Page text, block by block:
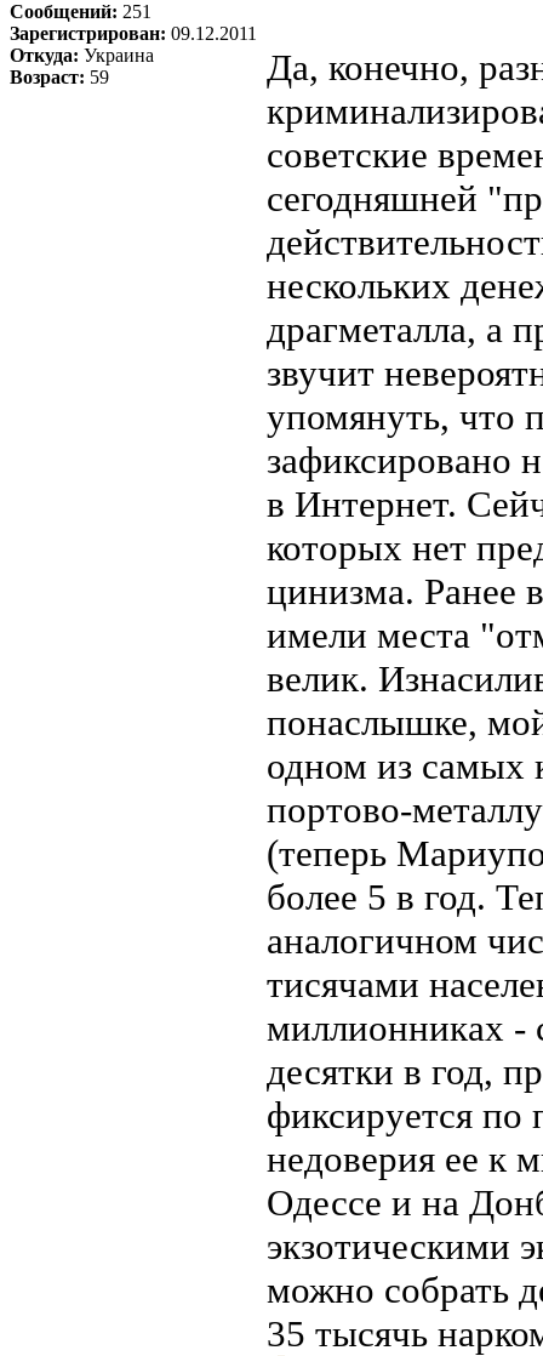
Сообщений: 251
Зарегистрирован: 09.12.2011
Откуда: Украина
Возраст: 59
Да, конечно,
советские
сегодняшней
нескольких
драгметалла, а
звучит
упомянуть, что
зафиксировано
в Интернет.
которых нет
цинизма. Ранее
имели места
велик.
понаслышке,
одном из самых
портово-
(теперь
более 5 в год.
аналогичном
тисячами
миллионниках -
десятки в год,
фиксируется по
недоверия ее к
Одессе и на
экзотическими
можно собрать
35 тысячь